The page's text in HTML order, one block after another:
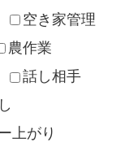
空き家管理
農作業
話し相手
上がり